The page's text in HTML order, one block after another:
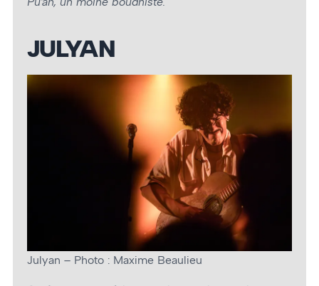
JULYAN
Julyan – Photo : Maxime Beaulieu